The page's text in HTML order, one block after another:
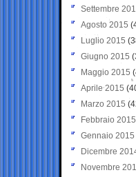
Settembre
Agosto 2015
Luglio 2015
Giugno 2015
Maggio 2015
Aprile 2015
Marzo 2015
Febbraio 2015
Gennaio 2015
Dicembre
Novembre